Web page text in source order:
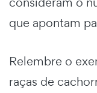
que apontam
Relembre o
raças de